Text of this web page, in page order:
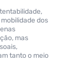
dos
mas
tanto o meio